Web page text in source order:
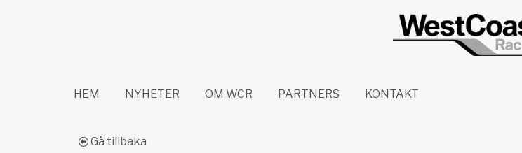
HEM NYHETER OM WCR PARTNERS KONTAKT
Gå tillbaka